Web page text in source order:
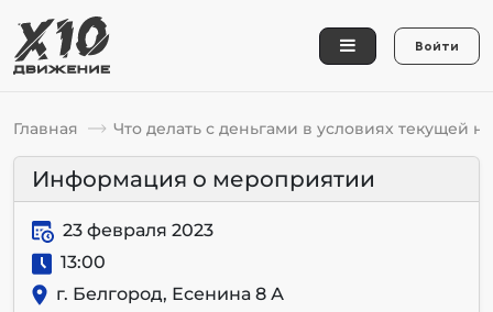
Войти
Главная Что делать с деньгами в условиях текущей
Информация о мероприятии
23 февраля 2023
13:00
г. Белгород, Есенина 8 А